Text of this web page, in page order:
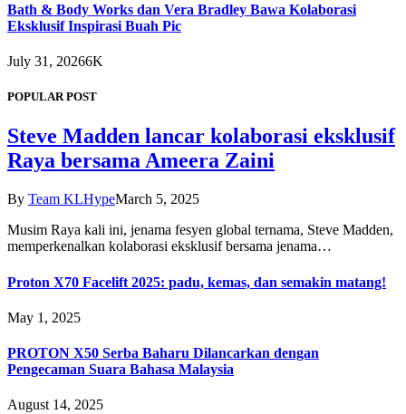
Bath & Body Works dan Vera Bradley Bawa Kolaborasi
Eksklusif Inspirasi Buah Pic
July 31, 20266K
POPULAR POST
Steve Madden lancar kolaborasi eksklusif
Raya bersama Ameera Zaini
By Team KLHypeMarch 5, 2025
Musim Raya kali ini, jenama fesyen global ternama, Steve Madden,
memperkenalkan kolaborasi eksklusif bersama jenama…
Proton X70 Facelift 2025: padu, kemas, dan semakin matang!
May 1, 2025
PROTON X50 Serba Baharu Dilancarkan dengan
Pengecaman Suara Bahasa Malaysia
August 14, 2025